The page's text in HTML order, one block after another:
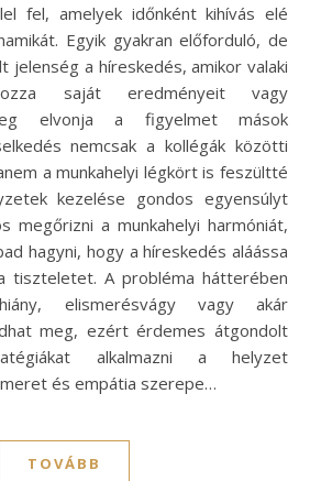
fel, amelyek időnként kihívás elé
Egyik gyakran előforduló, de
jelenség a híreskedés, amikor valaki
saját eredményeit vagy
elvonja a figyelmet mások
nemcsak a kollégák közötti
a munkahelyi légkört is feszültté
kezelése gondos egyensúlyt
megőrizni a munkahelyi harmóniát,
hagyni, hogy a híreskedés aláássa
tiszteletet. A probléma hátterében
elismerésvágy vagy akár
meg, ezért érdemes átgondolt
alkalmazni a helyzet
és empátia szerepe…
TOVÁBB